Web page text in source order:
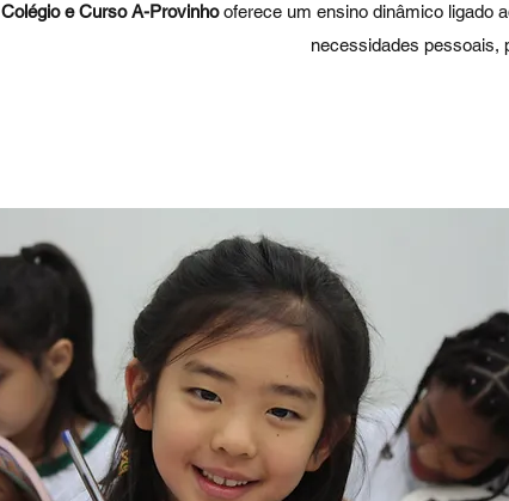
Colégio e Curso A-Provinhooferece um ensino dinâmico ligado
necessidades pessoais,